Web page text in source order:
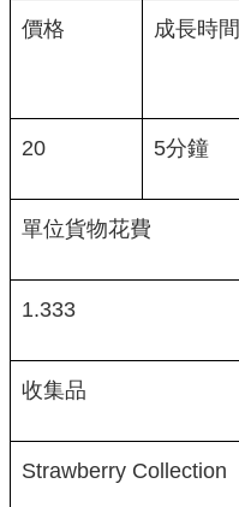
價格 成長時間
20 5分鐘
單位貨物花費
1.333
收集品
Strawberry Collection